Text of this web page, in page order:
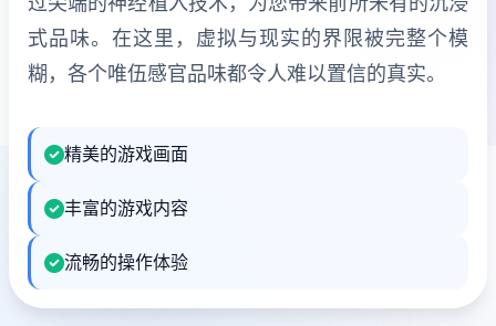
式品味。在这里，虚拟与现实的界限被完整个模
糊，各个唯伍感官品味都令人难以置信的真实。
精美的游戏画面
丰富的游戏内容
流畅的操作体验